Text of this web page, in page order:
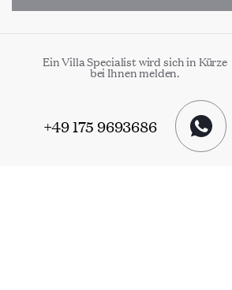
Ein Villa Specialist wird sich in Kürze
bei Ihnen melden.
+49 175 9693686